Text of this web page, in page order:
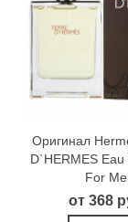
Оригинал
D`HERMES Eau
For
от 368